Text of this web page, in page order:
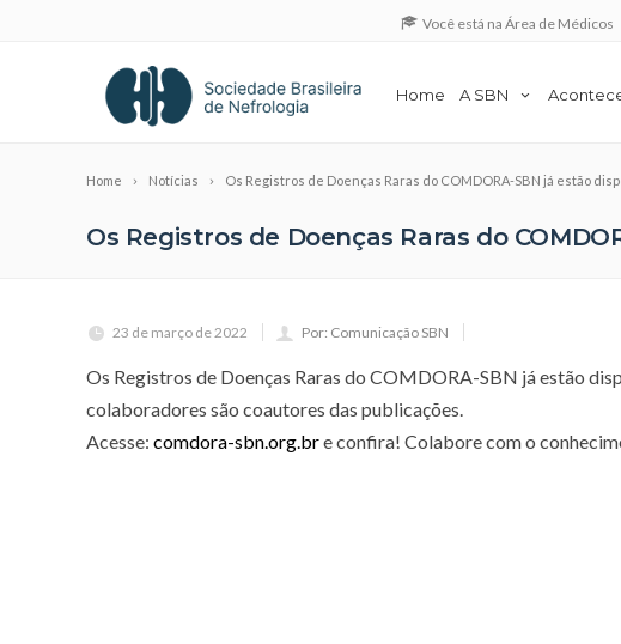
Você está na Área de Médicos
Home A SBN
Home Notícias Os Registros de Doenças Raras do COMDORA-SBN já estão
Os Registros de Doenças Raras do
23 de março de 2022 Por: Comunicação SBN
Os Registros de Doenças Raras do COMDORA-SBN já estão
colaboradores são coautores das publicações.
Acesse: comdora-sbn.org.bre confira! Colabore com o